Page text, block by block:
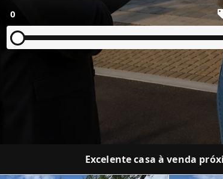
0
Excelente casa à venda